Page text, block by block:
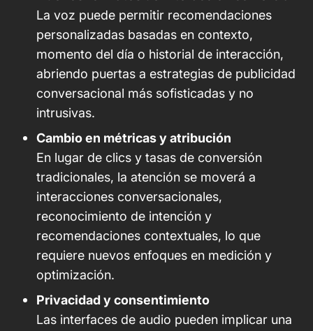
La voz puede permitir recomendaciones
personalizadas basadas en contexto,
momento del día o historial de interacción,
abriendo puertas a estrategias de publicidad
conversacional más sofisticadas y no
intrusivas.
Cambio en métricas y atribución
En lugar de clics y tasas de conversión
tradicionales, la atención se moverá a
interacciones conversacionales,
reconocimiento de intención y
recomendaciones contextuales, lo que
requiere nuevos enfoques en medición y
optimización.
Privacidad y consentimiento
Las interfaces de audio pueden implicar una